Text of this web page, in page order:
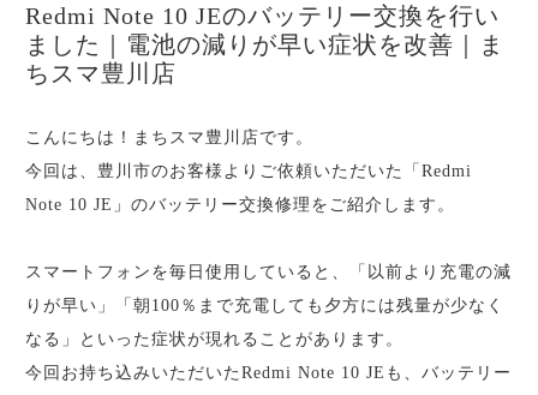
Redmi Note 10 JEのバッテリー交換を行い
ました｜電池の減りが早い症状を改善｜ま
ちスマ豊川店
こんにちは！まちスマ豊川店です。
今回は、豊川市のお客様よりご依頼いただいた「Redmi
Note 10 JE」のバッテリー交換修理をご紹介します。
スマートフォンを毎日使用していると、「以前より充電の減
りが早い」「朝100％まで充電しても夕方には残量が少なく
なる」といった症状が現れることがあります。
今回お持ち込みいただいたRedmi Note 10 JEも、バッテリー